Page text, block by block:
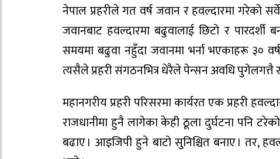
नेपाल प्रहरीले गत वर्ष जवान र हवल्दारमा गरेको
जवानबाट हवल्दारमा बढुवालाई छिटो र
समयमा बढुवा नहुँदा जवानमा भर्ना भएकाहरू ३०
त्यसैले प्रहरी संगठनभित्र धेरैले पेन्सन अवधि पुगेलगत्तै
महानगरीय प्रहरी परिसरमा कार्यरत एक प्रहरी
राजधानीमा हुनै लागेका केही ठूला दुर्घटना पनि
बढाए । आइजिपी हुने बाटो सुनिश्चित बनाए । तर,